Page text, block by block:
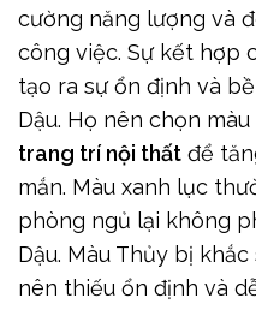
cường năng lượng và
công việc. Sự kết hợp
tạo ra sự ổn định và
Dậu. Họ nên chọn
trang trí nội thất để
mắn. Màu xanh lục
phòng ngủ lại không
Dậu. Màu Thủy bị
nên thiếu ổn định và